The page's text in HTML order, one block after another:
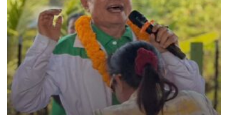
บัตร
เลือก
ตั้ง
แต่
อยู่
ใน
ใจ
ชาว
บ้าน